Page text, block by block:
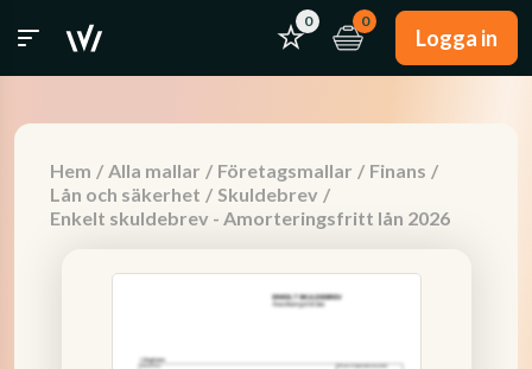
0 0
Logga in
Hem / Alla mallar / Företagsmallar / Finans /
Lån och säkerhet / Skuldebrev /
Enkelt skuldebrev - Amorteringsfritt lån 2026